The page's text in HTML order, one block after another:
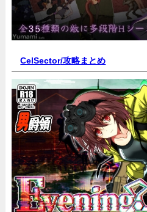
CelSector/攻略まとめ